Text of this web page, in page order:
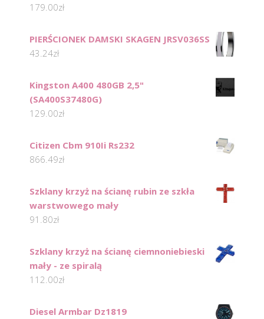
179.00zł
PIERŚCIONEK DAMSKI SKAGEN JRSV036SS
43.24zł
Kingston A400 480GB 2,5"
(SA400S37480G)
129.00zł
Citizen Cbm 910Ii Rs232
866.49zł
Szklany krzyż na ścianę rubin ze szkła
warstwowego mały
91.80zł
Szklany krzyż na ścianę ciemnoniebieski
mały - ze spiralą
112.00zł
Diesel Armbar Dz1819